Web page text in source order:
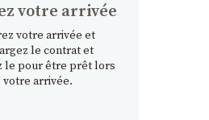
votre arrivée
votre arrivée et
le contrat et
le pour être prêt lors
votre arrivée.